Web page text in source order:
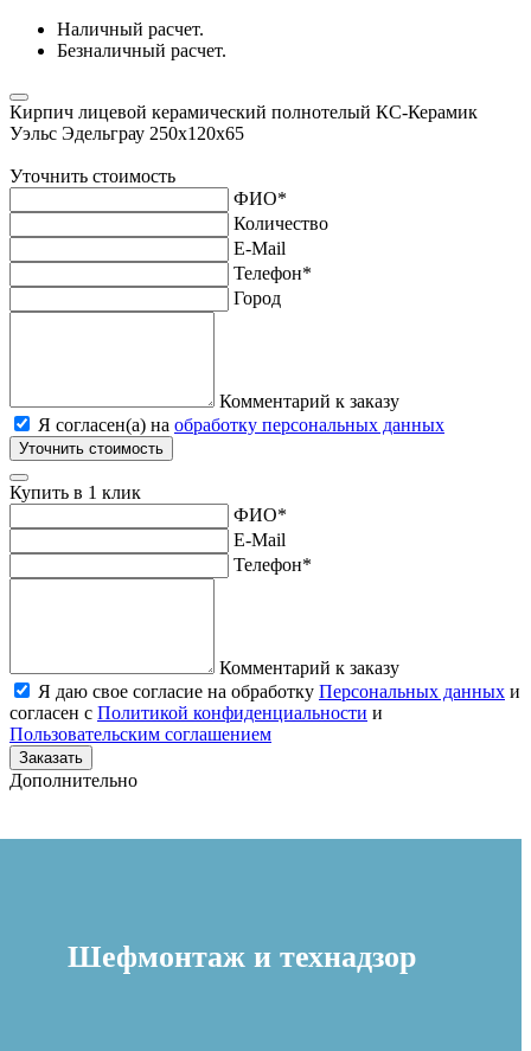
Наличный расчет.
Безналичный расчет.
Кирпич лицевой керамический полнотелый КС-Керамик
Уэльс Эдельграу 250х120х65
Уточнить стоимость
ФИО*
Количество
E-Mail
Телефон*
Город
Комментарий к заказу
Я согласен(а) на обработку персональных данных
Уточнить стоимость
Купить в 1 клик
ФИО*
E-Mail
Телефон*
Комментарий к заказу
Я даю свое согласие на обработку Персональных данных и
согласен с Политикой конфиденциальности и
Пользовательским соглашением
Заказать
Дополнительно
Шефмонтаж и технадзор